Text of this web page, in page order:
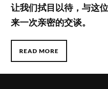
让我们拭目以待，与这
来一次亲密的交谈。
READ MORE